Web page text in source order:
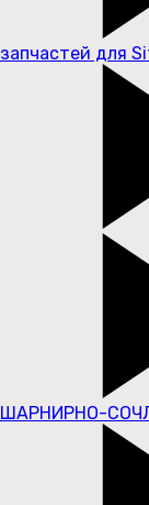
запчастей для
ШАРНИРНО-